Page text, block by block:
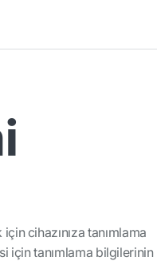
cihazınıza tanımlama
tanımlama bilgilerinin